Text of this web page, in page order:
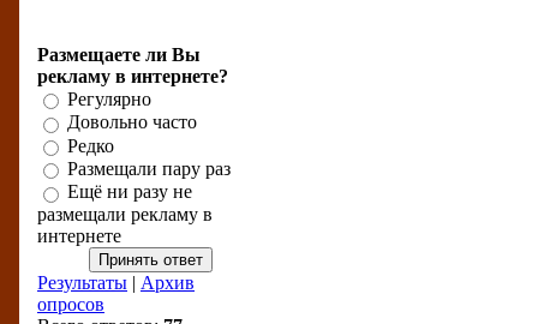
Размещаете ли Вы
рекламу в интернете?
Регулярно
Довольно часто
Редко
Размещали пару раз
Ещё ни разу не
размещали рекламу в
интернете
Результаты | Архив
опросов